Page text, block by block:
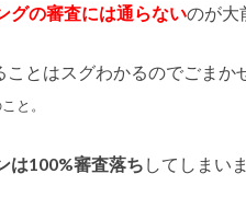
グの審査には通らないのが大
とはスグわかるのでごまか
と。
は100%審査落ち してしまい